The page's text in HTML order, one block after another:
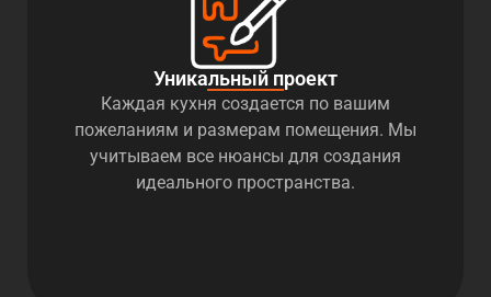
Уникальный проект
Каждая кухня создается по вашим
пожеланиям и размерам помещения. Мы
учитываем все нюансы для создания
идеального пространства.